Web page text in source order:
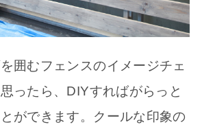
囲むフェンスのイメージチェ
ったら、DIYすればがらっと
ができます。クールな印象の